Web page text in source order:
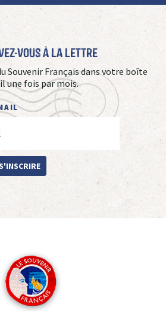
vous à La Lettre
Souvenir Français dans votre boîte
une fois par mois.